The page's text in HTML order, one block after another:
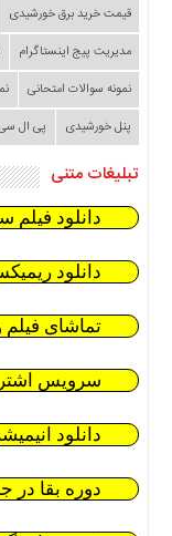
قیمت خرید برق خورشیدی
مدیریت پیج اینستاگرام
نمونه سوالات امتحانی
پنل خورشیدی
پی ال
تبلیغات متنی
دانلود فیلم
دانلود
تماشای
سرویس
دانلود
دوره بقا در